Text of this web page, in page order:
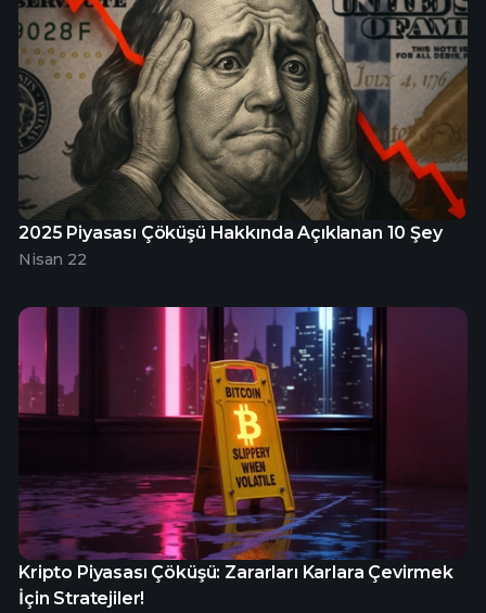
2025 Piyasası Çöküşü Hakkında Açıklanan 10 Şey
Nisan 22
Kripto Piyasası Çöküşü: Zararları Karlara Çevirmek
İçin Stratejiler!